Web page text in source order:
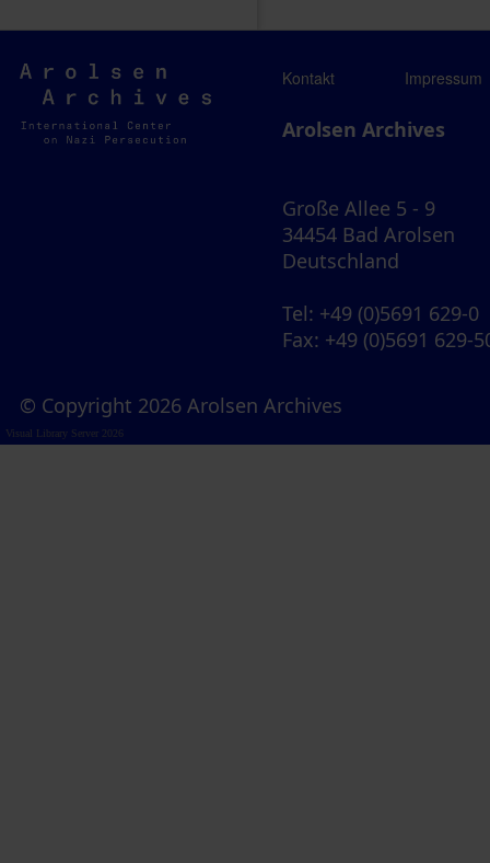
Arolsen
Archives
Kontakt Impressum
Arolsen Archives
Große Allee 5 - 9
34454 Bad Arolsen
Deutschland
Tel: +49 (0)5691 629-0
Fax: +49 (0)5691 629-
© Copyright 2026 Arolsen Archives
Visual Library Server 2026